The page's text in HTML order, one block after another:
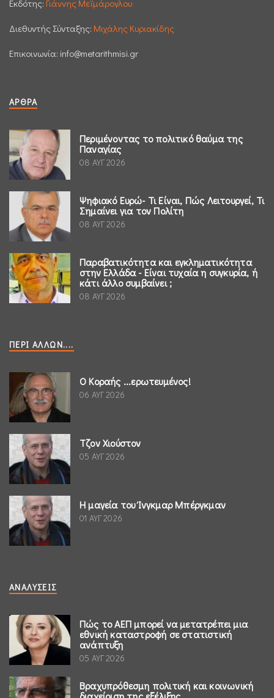
Εκδότης: Γιάννης Μεϊμάρογλου
Διεθυντής Σύνταξης: Μιχάλης Κυριακίδης
Επικοινωνία: info@metarithmisi.gr
ΆΡΘΡΑ
Περιμένοντας το πολιτικό θαύμα της
Παναγίας
08 ΑΥΓ 2026
Ψηφιακό Ευρώ- Τι Είναι, Πώς Λειτουργεί, Τι
Σημαίνει για τον Πολίτη
08 ΑΥΓ 2026
Παραβατικότητα και εγκληματικότητα
στην Ελλάδα - Είναι τυχαία η συγκυρία, ή
κάτι άλλο συμβαίνει ;
08 ΑΥΓ 2026
ΠΕΡΊ ΆΛΛΩΝ....
Ο Κοραής ...ερωτευμένος!
06 ΑΥΓ 2026
Τζον Χιούστον
05 ΑΥΓ 2026
Η μαγεία του Ίνγκμαρ Μπέργκμαν
01 ΑΥΓ 2026
ΑΝΑΛΎΣΕΙΣ
Πώς το ΑΕΠ μπορεί να μετατρέπει μια
εθνική καταστροφή σε στατιστική
ανάπτυξη
05 ΑΥΓ 2026
Βραχυπρόθεσμη πολιτική και κοινωνική